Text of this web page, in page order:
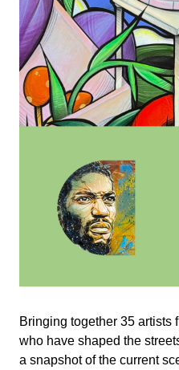
Bringing together 35 artists
who have shaped the
a snapshot of the current